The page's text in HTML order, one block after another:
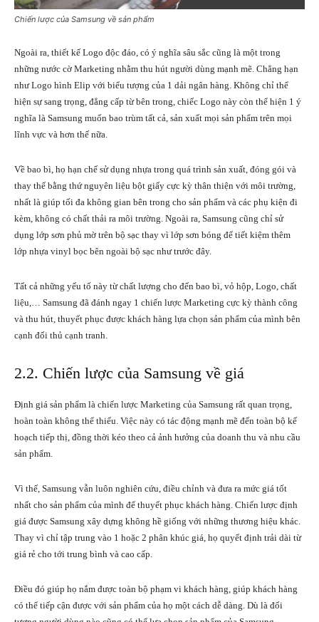
Chiến lược của Samsung về sản phẩm
Ngoài ra, thiết kế Logo độc đáo, có ý nghĩa sâu sắc cũng là một trong
những nước cờ Marketing nhằm thu hút người dùng mạnh mẽ. Chẳng hạn
như Logo hình Elip với biểu tượng của 1 dải ngân hàng. Không chỉ thể
hiện sự sang trọng, đẳng cấp từ bên trong, chiếc Logo này còn thể hiện 1 ý
nghĩa là Samsung muốn bao trùm tất cả, sản xuất mọi sản phẩm trên mọi
lĩnh vực và hơn thế nữa.
Về bao bì, họ hạn chế sử dụng nhựa trong quá trình sản xuất, đóng gói và
thay thế bằng thứ nguyên liệu bột giấy cực kỳ thân thiện với môi trường,
nhất là giúp tối đa không gian bên trong cho sản phẩm và các phụ kiện đi
kèm, không có chất thải ra môi trường. Ngoài ra, Samsung cũng chỉ sử
dụng lớp sơn phủ mờ trên bộ sạc thay vì lớp sơn bóng để tiết kiệm thêm
lớp nhựa vinyl bọc bên ngoài bộ sạc như trước đây.
Tất cả những yếu tố này từ chất lượng cho đến bao bì, vỏ hộp, Logo, chất
liệu,… Samsung đã đánh ngay 1 chiến lược Marketing cực kỳ thành công
và thu hút, thuyết phục được khách hàng lựa chọn sản phẩm của mình bên
cạnh đối thủ cạnh tranh.
2.2. Chiến lược của Samsung về giá
Định giá sản phẩm là chiến lược Marketing của Samsung rất quan trọng,
hoàn toàn không thể thiếu. Việc này có tác động mạnh mẽ đến toàn bộ kế
hoạch tiếp thị, đồng thời kéo theo cả ảnh hưởng của doanh thu và nhu cầu
sản phẩm.
Vì thế, Samsung vẫn luôn nghiên cứu, điều chỉnh và đưa ra mức giá tốt
nhất cho sản phẩm của mình để thuyết phục khách hàng. Chiến lược định
giá được Samsung xây dựng không hề giống với những thương hiệu khác.
Thay vì chỉ tập trung vào 1 hoặc 2 phân khúc giá, họ quyết định trải dài từ
giá rẻ cho tới trung bình và cao cấp.
Điều đó giúp họ nắm được toàn bộ phạm vi khách hàng, giúp khách hàng
có thể tiếp cận được với sản phẩm của họ một cách dễ dàng. Dù là đối